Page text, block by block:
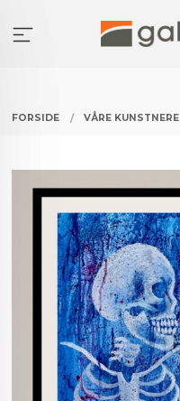
innholdet
FORSIDE VÅRE KUNSTNERE